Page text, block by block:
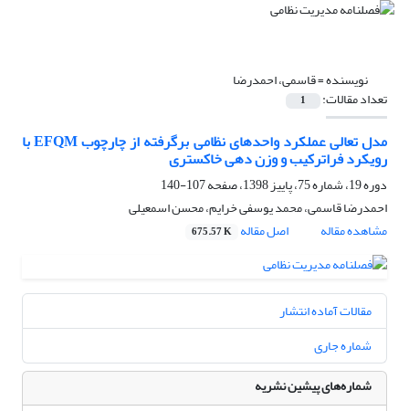
نویسنده =قاسمی، احمدرضا
تعداد مقالات: 1
مدل تعالی عملکرد واحدهای نظامی برگرفته از چارچوب EFQM با
رویکرد فراترکیب و وزن دهی خاکستری
دوره 19، شماره 75، پاییز 1398، صفحه
107-140
احمدرضا قاسمی، محمد یوسفی خرایم، محسن اسمعیلی
مشاهده مقاله
اصل مقاله 675.57 K
مقالات آماده انتشار
شماره جاری
شماره‌های پیشین نشریه